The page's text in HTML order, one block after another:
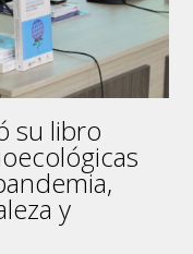
su libro
y